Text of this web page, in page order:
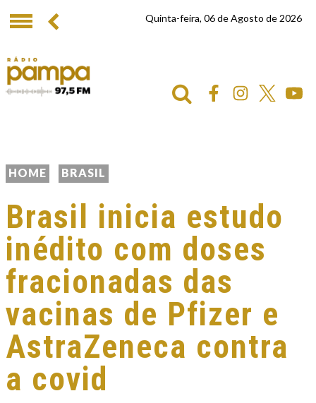
Quinta-feira, 06 de Agosto de 2026
HOME BRASIL
Brasil inicia estudo
inédito com doses
fracionadas das
vacinas de Pfizer e
AstraZeneca contra
a covid